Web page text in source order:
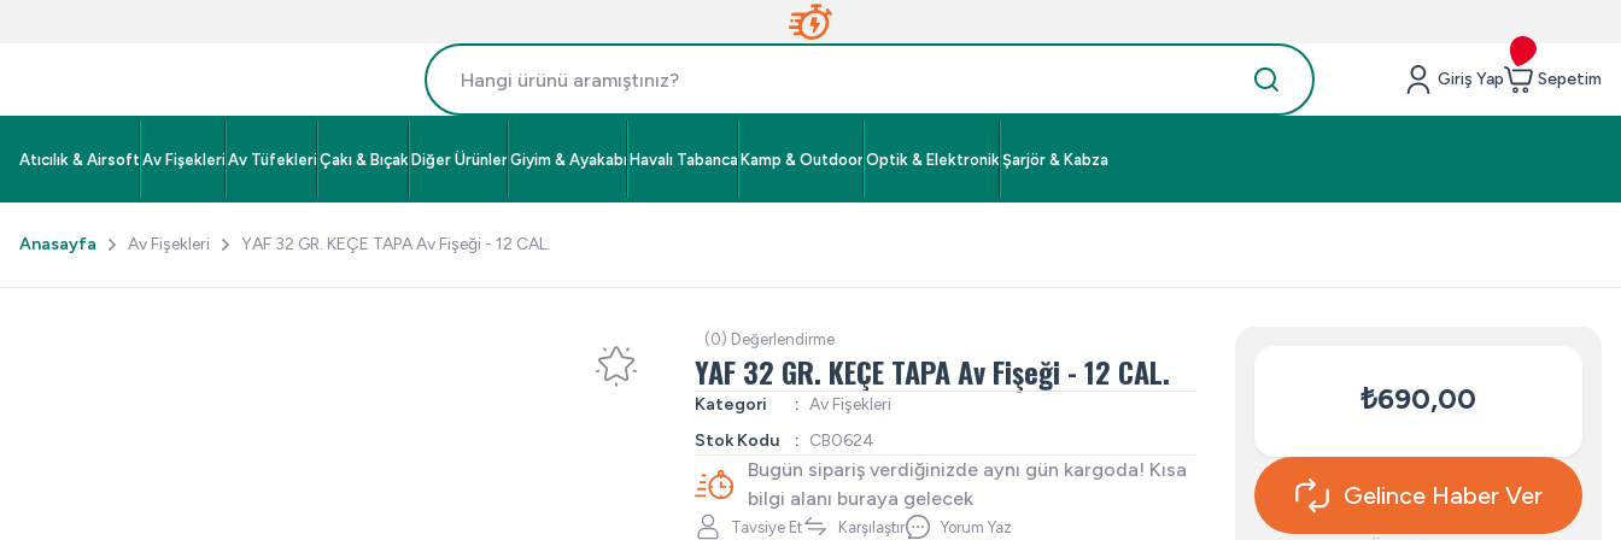
Giriş Yap Sepetim
Atıcılık & Airsoft Av Fişekleri Av Tüfekleri Çakı & Bıçak Diğer Ürünler Giyim & Ayakabı Havalı Tabanca Kamp & Outdoor Optik & Elektronik Şarjör & Kabza
Anasayfa Av Fişekleri YAF 32 GR. KEÇE TAPA Av Fişeği - 12 CAL.
(0) Değerlendirme
YAF 32 GR. KEÇE TAPA Av Fişeği - 12 CAL.
Kategori
Av Fişekleri
Stok Kodu
CB0624
Bugün sipariş verdiğinizde aynı gün kargoda! Kısa
bilgi alanı buraya gelecek
Tavsiye Et Karşılaştır Yorum Yaz
₺690,00
Gelince Haber Ver